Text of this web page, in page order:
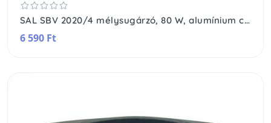
SAL SBV 2020/4 mélysugárzó, 80 W, alumínium csévetest, 2 rétegű hangtekercs, 20 Oz mágnes
6 590 Ft